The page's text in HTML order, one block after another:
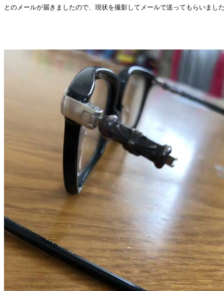
とのメールが届きましたので、現状を撮影してメールで送ってもらいまし